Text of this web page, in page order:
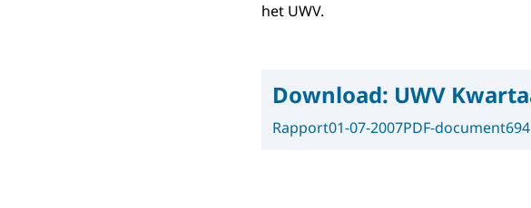
het UWV.
Download: UWV
Rapport01-07-2007PDF-document